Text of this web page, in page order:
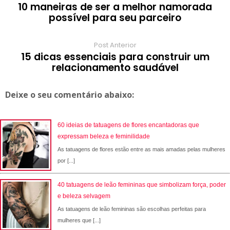
10 maneiras de ser a melhor namorada
possível para seu parceiro
Post Anterior
15 dicas essenciais para construir um
relacionamento saudável
Deixe o seu comentário abaixo:
60 ideias de tatuagens de flores encantadoras que
expressam beleza e feminilidade
As tatuagens de flores estão entre as mais amadas pelas mulheres
por [...]
40 tatuagens de leão femininas que simbolizam força, poder
e beleza selvagem
As tatuagens de leão femininas são escolhas perfeitas para
mulheres que [...]